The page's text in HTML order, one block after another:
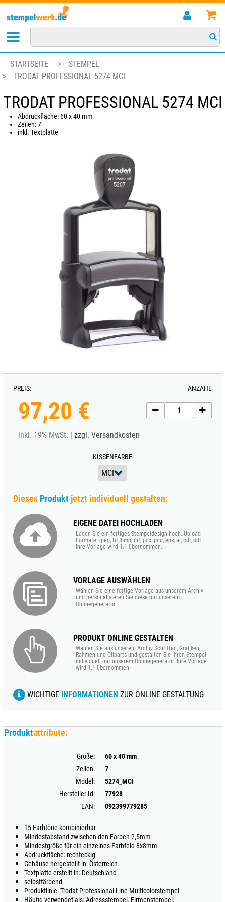
STARTSEITE >
STEMPEL
>
TRODAT PROFESSIONAL 5274 MCI
TRODAT PROFESSIONAL 5274 MCI
Abdruckfläche: 60 x 40 mm
Zeilen: 7
inkl. Textplatte
PREIS:
97,20 €
inkl. 19% MwSt. | zzgl. Versandkosten
KISSENFARBE
ANZAHL
Dieses Produkt jetzt individuell gestalten:
EIGENE DATEI HOCHLADEN
Laden Sie ein fertiges Stempeldesign hoch. Upload-
Formate: jpeg, tif, bmp, gif, pcx, png, eps, ai, cdr, pdf.
Ihre Vorlage wird 1:1 übernommen.
VORLAGE AUSWÄHLEN
Wählen Sie eine fertige Vorlage aus unserem Archiv
und personalisieren Sie diese mit unserem
Onlinegenerator.
PRODUKT ONLINE GESTALTEN
Wählen Sie aus unserem Archiv Schriften, Grafiken,
Rahmen und Cliparts und gestalten Sie Ihren Stempel
individuell mit unserem Onlinegenerator. Ihre Vorlage
wird 1:1 übernommen.
WICHTIGE INFORMATIONEN ZUR ONLINE GESTALTUNG
Produktattribute:
Größe:
60 x 40 mm
Zeilen:
7
Model:
5274_MCI
Hersteller Id:
77928
EAN:
092399779285
15 Farbtöne kombinierbar
Mindestabstand zwischen den Farben 2,5mm
Mindestgröße für ein einzelnes Farbfeld 8x8mm
Abdruckfläche: rechteckig
Gehäuse hergestellt in: Österreich
Textplatte erstellt in: Deutschland
selbstfärbend
Produktlinie: Trodat Professional Line Multicolorstempel
Häufig verwendet als: Adressstempel, Firmenstempel,